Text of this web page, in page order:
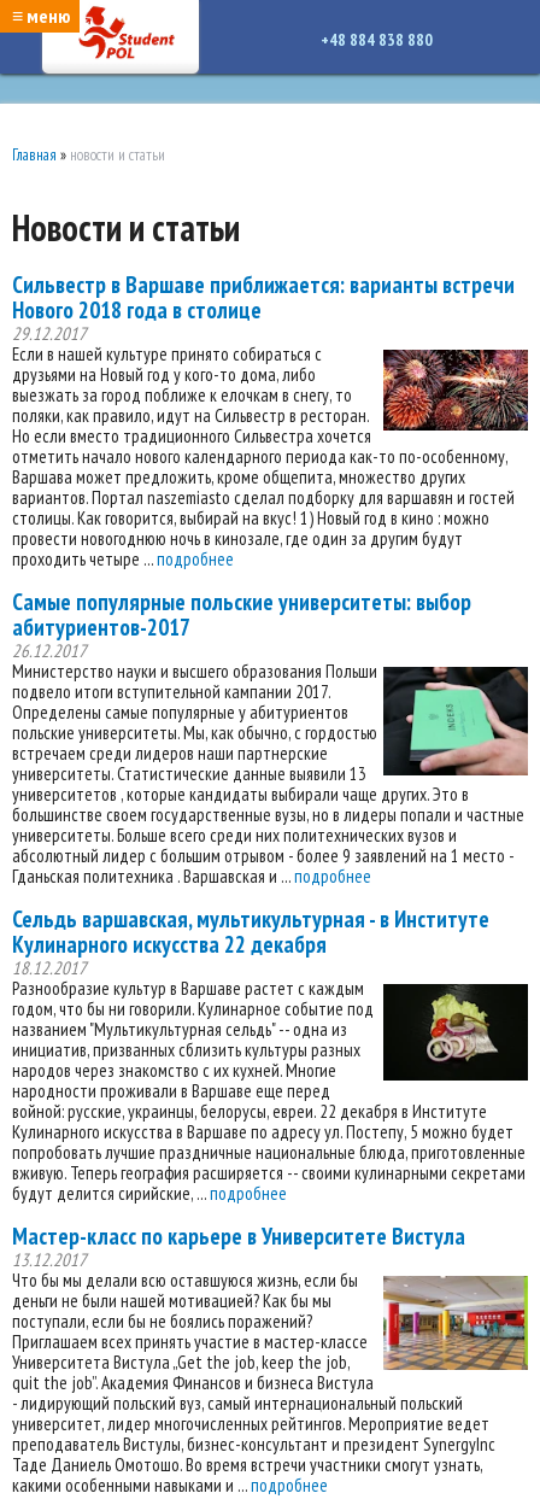
google-site-verification: google7a917c261df1566b.htmlgoogle-site-verification:
google7a917c261df1566b.html
≡ меню
+48 884 838 880
Главная » новости и статьи
Новости и статьи
Сильвестр в Варшаве приближается: варианты встречи
Нового 2018 года в столице
29.12.2017
Если в нашей культуре принято собираться с
друзьями на Новый год у кого-то дома, либо
выезжать за город поближе к елочкам в снегу, то
поляки, как правило, идут на Сильвестр в ресторан.
Но если вместо традиционного Сильвестра хочется
отметить начало нового календарного периода как-то по-особенному,
Варшава может предложить, кроме общепита, множество других
вариантов. Портал naszemiasto сделал подборку для варшавян и гостей
столицы. Как говорится, выбирай на вкус! 1) Новый год в кино : можно
провести новогоднюю ночь в кинозале, где один за другим будут
проходить четыре ...подробнее
Самые популярные польские университеты: выбор
абитуриентов-2017
26.12.2017
Министерство науки и высшего образования Польши
подвело итоги вступительной кампании 2017.
Определены самые популярные у абитуриентов
польские университеты. Мы, как обычно, с гордостью
встречаем среди лидеров наши партнерские
университеты. Статистические данные выявили 13
университетов , которые кандидаты выбирали чаще других. Это в
большинстве своем государственные вузы, но в лидеры попали и частные
университеты. Больше всего среди них политехнических вузов и
абсолютный лидер с большим отрывом - более 9 заявлений на 1 место -
Гданьская политехника . Варшавская и ...подробнее
Сельдь варшавская, мультикультурная - в Институте
Кулинарного искусства 22 декабря
18.12.2017
Разнообразие культур в Варшаве растет с каждым
годом, что бы ни говорили. Кулинарное событие под
названием "Мультикультурная сельдь" -- одна из
инициатив, призванных сблизить культуры разных
народов через знакомство с их кухней. Многие
народности проживали в Варшаве еще перед
войной: русские, украинцы, белорусы, евреи. 22 декабря в Институте
Кулинарного искусства в Варшаве по адресу ул. Постепу, 5 можно будет
попробовать лучшие праздничные национальные блюда, приготовленные
вживую. Теперь география расширяется -- своими кулинарными секретами
будут делится сирийские, ...подробнее
Мастер-класс по карьере в Университете Вистула
13.12.2017
Что бы мы делали всю оставшуюся жизнь, если бы
деньги не были нашей мотивацией? Как бы мы
поступали, если бы не боялись поражений?
Приглашаем всех принять участие в мастер-классе
Университета Вистула „Get the job, keep the job,
quit the job”. Академия Финансов и бизнеса Вистула
- лидирующий польский вуз, самый интернациональный польский
университет, лидер многочисленных рейтингов. Мероприятие ведет
преподаватель Вистулы, бизнес-консультант и президент SynergyInc
Таде Даниель Омотошо. Во время встречи участники смогут узнать,
какими особенными навыками и ...подробнее